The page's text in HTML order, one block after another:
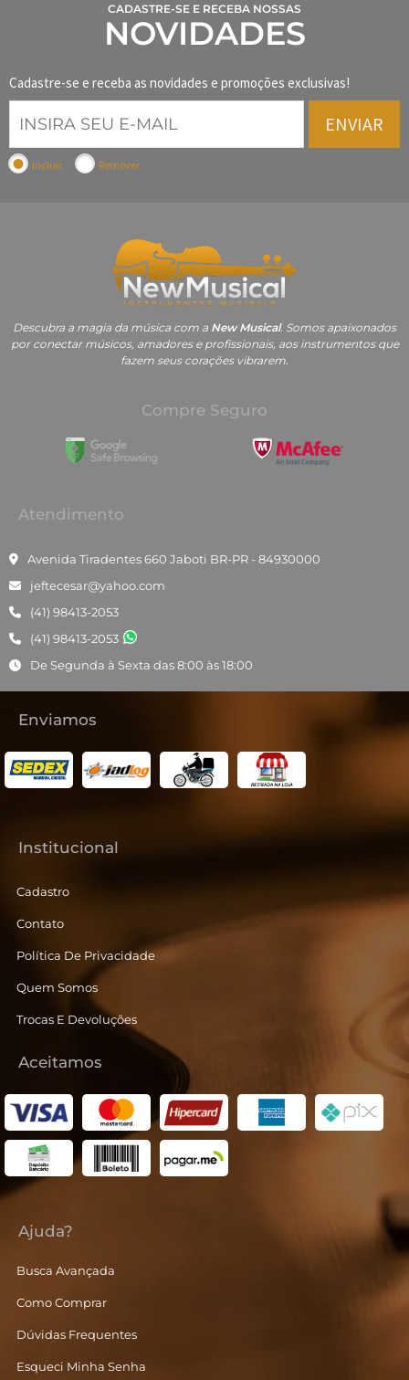
CADASTRE-SE E RECEBA NOSSAS
NOVIDADES
Cadastre-se e receba as novidades e promoções exclusivas!
ENVIAR
Incluir Remover
Descubra a magia da música com a New Musical. Somos apaixonados
por conectar músicos, amadores e profissionais, aos instrumentos que
fazem seus corações vibrarem.
Compre Seguro
Atendimento
Avenida Tiradentes 660 Jaboti BR-PR - 84930000
jeftecesar@yahoo.com
(41) 98413-2053
(41) 98413-2053
De Segunda à Sexta das 8:00 às 18:00
Enviamos
Institucional
Cadastro
Contato
Política De Privacidade
Quem Somos
Trocas E Devoluções
Aceitamos
Ajuda?
Busca Avançada
Como Comprar
Dúvidas Frequentes
Esqueci Minha Senha